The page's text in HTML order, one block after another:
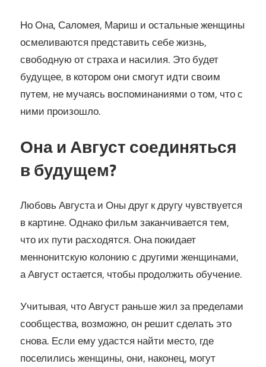
Но Она, Саломея, Мариш и остальные женщины
осмеливаются представить себе жизнь,
свободную от страха и насилия. Это будет
будущее, в котором они смогут идти своим
путем, не мучаясь воспоминаниями о том, что с
ними произошло.
Она и Август соединяться
в будущем?
Любовь Августа и Оны друг к другу чувствуется
в картине. Однако фильм заканчивается тем,
что их пути расходятся. Она покидает
меннонитскую колонию с другими женщинами,
а Август остается, чтобы продолжить обучение.
Учитывая, что Август раньше жил за пределами
сообщества, возможно, он решит сделать это
снова. Если ему удастся найти место, где
поселились женщины, они, наконец, могут